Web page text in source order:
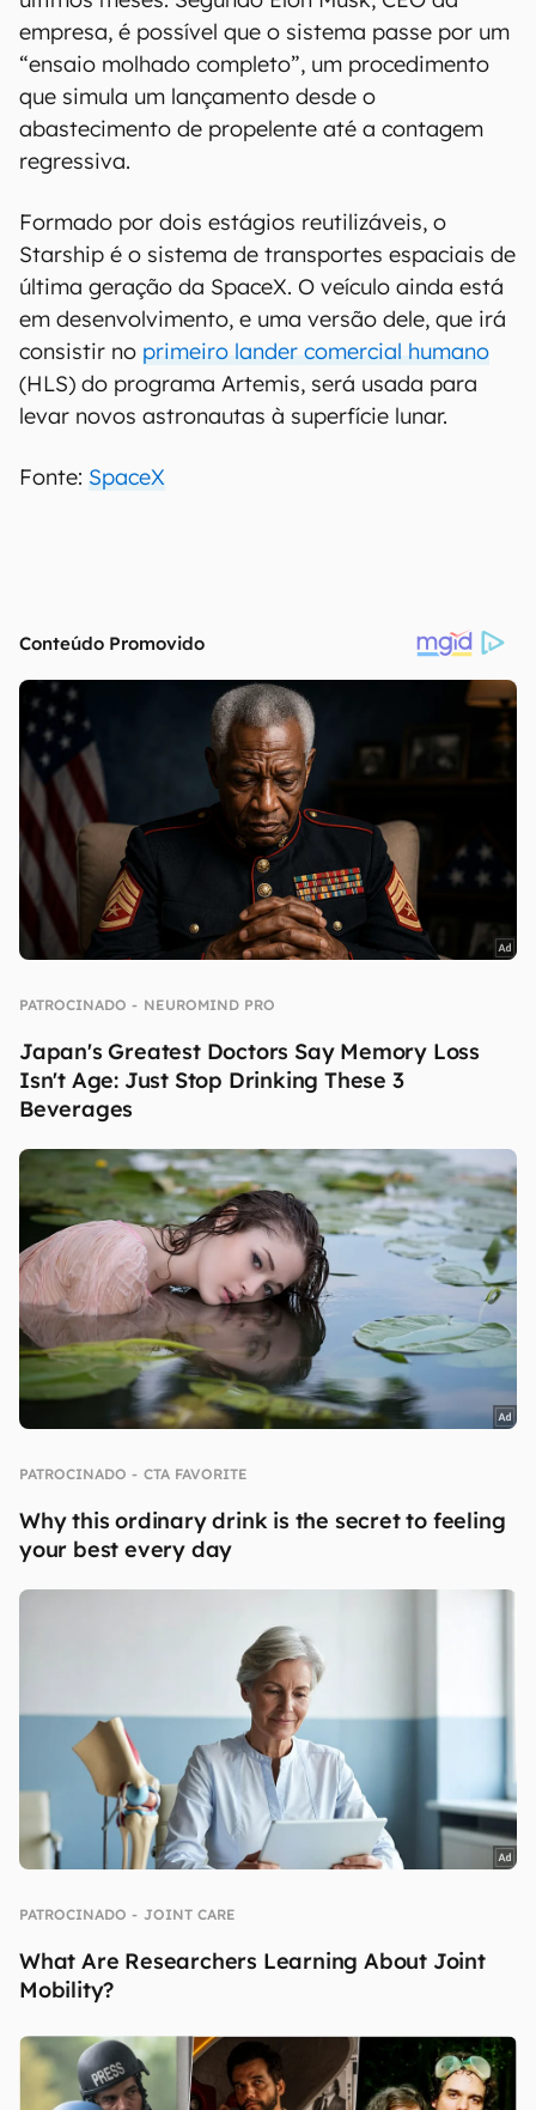
empresa, é possível que o sistema passe por um
“ensaio molhado completo”, um procedimento
que simula um lançamento desde o
abastecimento de propelente até a contagem
regressiva.
Formado por dois estágios reutilizáveis, o
Starship é o sistema de transportes espaciais de
última geração da SpaceX. O veículo ainda está
em desenvolvimento, e uma versão dele, que irá
consistir no primeiro lander comercial humano
(HLS) do programa Artemis, será usada para
levar novos astronautas à superfície lunar.
Fonte: SpaceX